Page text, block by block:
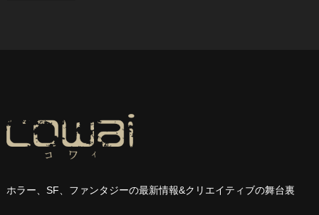
ホラー、SF、ファンタジーの最新情報&クリエイティブの舞台裏